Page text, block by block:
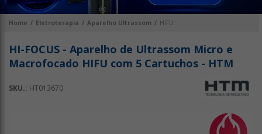
Home Eletroterapia Aparelho Ultrassom HIFU
HI-FOCUS - Aparelho de Ultrassom Micro e
Macrofocado HIFU com 5 Cartuchos - HTM
SKU.: HT013670